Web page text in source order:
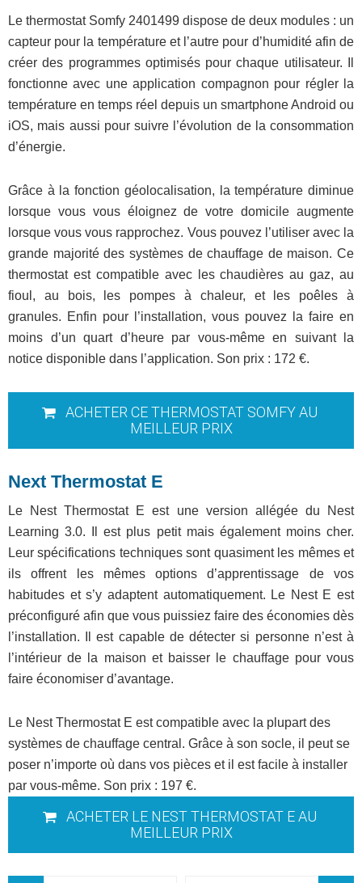
Le thermostat Somfy 2401499 dispose de deux modules : un
capteur pour la température et l’autre pour d’humidité afin de
créer des programmes optimisés pour chaque utilisateur. Il
fonctionne avec une application compagnon pour régler la
température en temps réel depuis un smartphone Android ou
iOS, mais aussi pour suivre l’évolution de la consommation
d’énergie.
Grâce à la fonction géolocalisation, la température diminue
lorsque vous vous éloignez de votre domicile augmente
lorsque vous vous rapprochez. Vous pouvez l’utiliser avec la
grande majorité des systèmes de chauffage de maison. Ce
thermostat est compatible avec les chaudières au gaz, au
fioul, au bois, les pompes à chaleur, et les poêles à
granules. Enfin pour l’installation, vous pouvez la faire en
moins d’un quart d’heure par vous-même en suivant la
notice disponible dans l’application. Son prix : 172 €.
ACHETER CE THERMOSTAT SOMFY AU
MEILLEUR PRIX
Next Thermostat E
Le Nest Thermostat E est une version allégée du Nest
Learning 3.0. Il est plus petit mais également moins cher.
Leur spécifications techniques sont quasiment les mêmes et
ils offrent les mêmes options d’apprentissage de vos
habitudes et s’y adaptent automatiquement. Le Nest E est
préconfiguré afin que vous puissiez faire des économies dès
l’installation. Il est capable de détecter si personne n’est à
l’intérieur de la maison et baisser le chauffage pour vous
faire économiser d’avantage.
Le Nest Thermostat E est compatible avec la plupart des
systèmes de chauffage central. Grâce à son socle, il peut se
poser n’importe où dans vos pièces et il est facile à installer
par vous-même. Son prix : 197 €.
ACHETER LE NEST THERMOSTAT E AU
MEILLEUR PRIX